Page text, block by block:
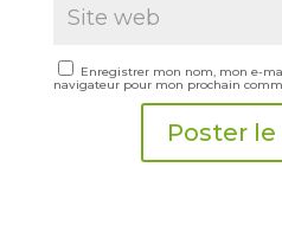
Enregistrer mon nom, mon e-
navigateur pour mon prochain